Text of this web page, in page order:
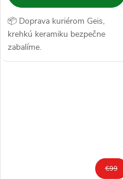
📦 Doprava kuriérom Geis,
krehkú keramiku bezpečne
zabalíme.
€99